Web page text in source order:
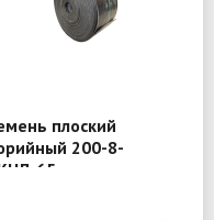
плоский
200-8-
65